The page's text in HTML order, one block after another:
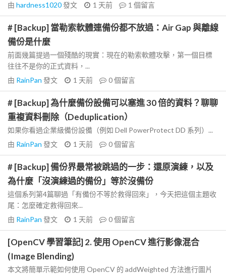
由 hardness1020發文 1 天前 1 個留言
# [Backup] 當勒索軟體連備份都不放過：Air Gap 與離線
備份是什麼
前面幾篇提過一個殘酷的現實：現在的勒索軟體攻擊，第一個目標
往往不是你的正式資料，...
由 RainPan 發文 1 天前 0個留言
# [Backup] 為什麼備份設備可以塞進 30 倍的資料？聊聊
重複資料刪除（Deduplication）
如果你看過企業級備份設備（例如 Dell PowerProtect DD 系列）...
由 RainPan 發文 1 天前 0個留言
# [Backup] 備份界最常被跳過的一步：還原演練，以及
為什麼「沒演練過的備份」等於沒備份
這個系列第4篇聊過「有備份不等於救得回來」，今天把這個主題收
尾：怎麼確定救得回來...
由 RainPan 發文 1 天前 0個留言
[OpenCV 學習筆記] 2. 使用 OpenCV 進行影像混合
(Image Blending)
本文將簡單示範如何使用 OpenCV 的 addWeighted 方法進行圖片